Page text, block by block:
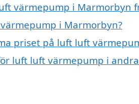
värmepump i Marmorbyn
i Marmorbyn?
priset på luft luft
luft luft värmepump i